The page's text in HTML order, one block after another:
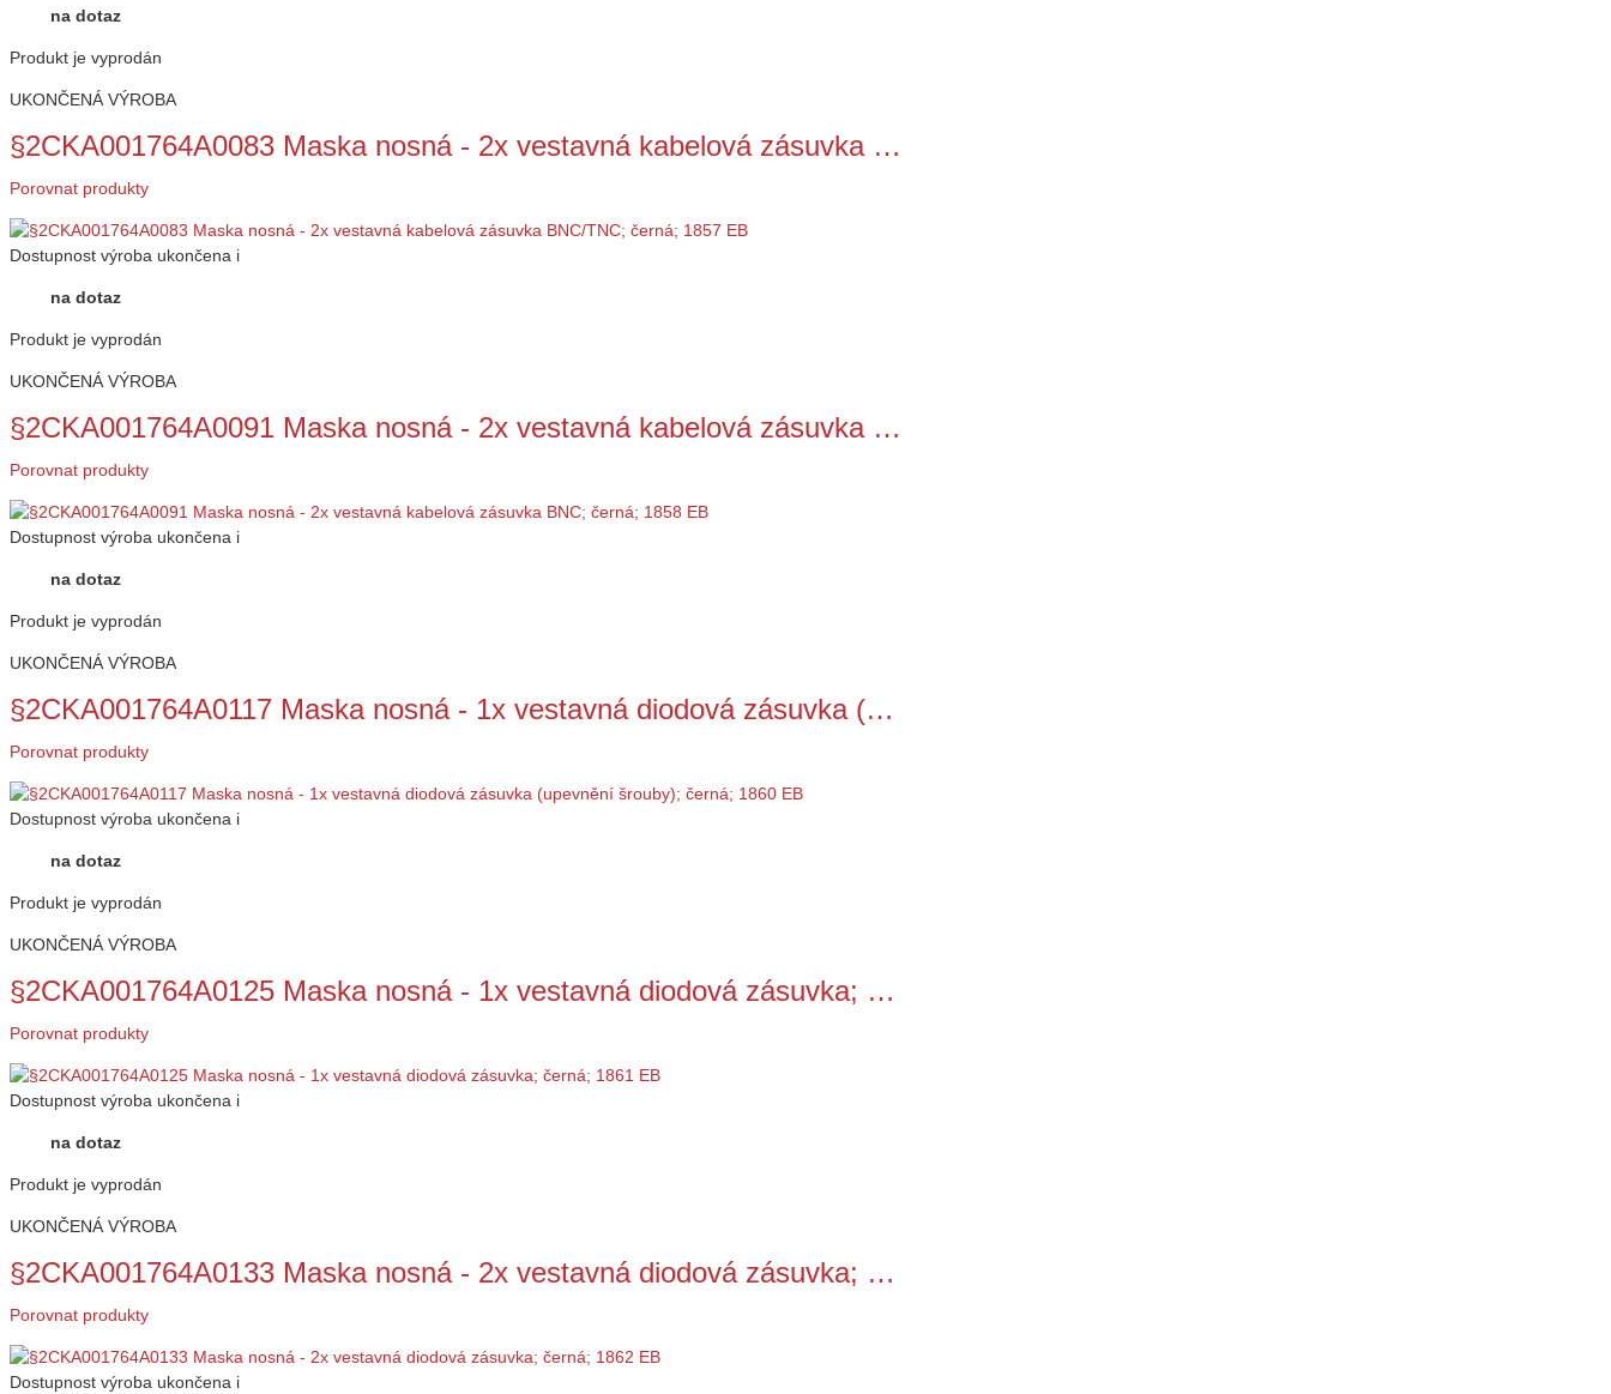
na dotaz
Produkt je vyprodán
UKONČENÁ VÝROBA
§2CKA001764A0083 Maska nosná - 2x vestavná kabelová zásuvka …
Porovnat produkty
Dostupnost výroba ukončena i
na dotaz
Produkt je vyprodán
UKONČENÁ VÝROBA
§2CKA001764A0091 Maska nosná - 2x vestavná kabelová zásuvka …
Porovnat produkty
Dostupnost výroba ukončena i
na dotaz
Produkt je vyprodán
UKONČENÁ VÝROBA
§2CKA001764A0117 Maska nosná - 1x vestavná diodová zásuvka (…
Porovnat produkty
Dostupnost výroba ukončena i
na dotaz
Produkt je vyprodán
UKONČENÁ VÝROBA
§2CKA001764A0125 Maska nosná - 1x vestavná diodová zásuvka; …
Porovnat produkty
Dostupnost výroba ukončena i
na dotaz
Produkt je vyprodán
UKONČENÁ VÝROBA
§2CKA001764A0133 Maska nosná - 2x vestavná diodová zásuvka; …
Porovnat produkty
Dostupnost výroba ukončena i